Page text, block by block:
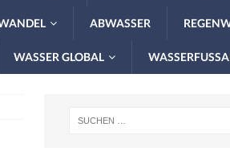
ABWASSER
WASSER GLOBAL